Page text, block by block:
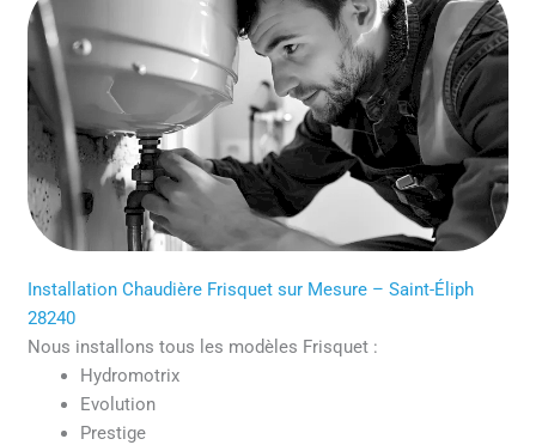
Installation Chaudière Frisquet sur Mesure – Saint-Éliph
28240
Nous installons tous les modèles Frisquet :
Hydromotrix
Evolution
Prestige